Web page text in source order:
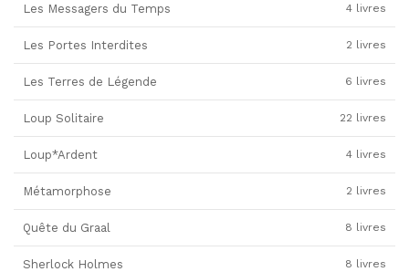
Les Messagers du Temps 4 livres
Les Portes Interdites 2 livres
Les Terres de Légende 6 livres
Loup Solitaire 22 livres
Loup*Ardent 4 livres
Métamorphose 2 livres
Quête du Graal 8 livres
Sherlock Holmes 8 livres